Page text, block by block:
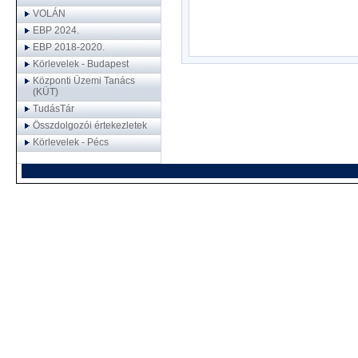
VOLÁN
EBP 2024.
EBP 2018-2020.
Körlevelek - Budapest
Központi Üzemi Tanács
(KÜT)
TudásTár
Összdolgozói értekezletek
Körlevelek - Pécs